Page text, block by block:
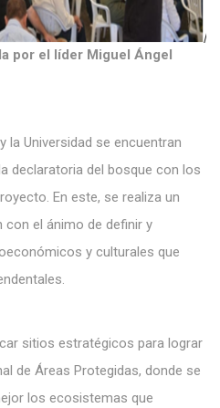
por el líder Miguel Ángel
la Universidad se encuentran
declaratoria del bosque con los
En este, se realiza un
el ánimo de definir y
y culturales que
sitios estratégicos para lograr
de Áreas Protegidas, donde se
los ecosistemas que